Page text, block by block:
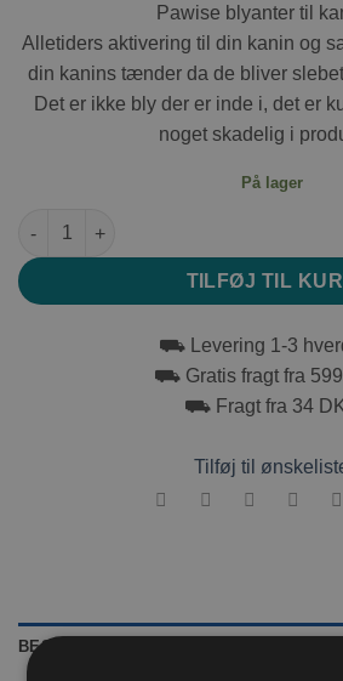
Pawise blyanter til
Alletiders aktivering til din kanin og
din kanins tænder da de bliver
Det er ikke bly der er inde i, det er
noget skadelig i
På lager
Pawise Blyanter til gnaver antal
TILFØJ TIL
⛟ Levering 1-3
⛟ Gratis fragt fra
⛟ Fragt fra 34
Tilføj til
BESKRIVELSE